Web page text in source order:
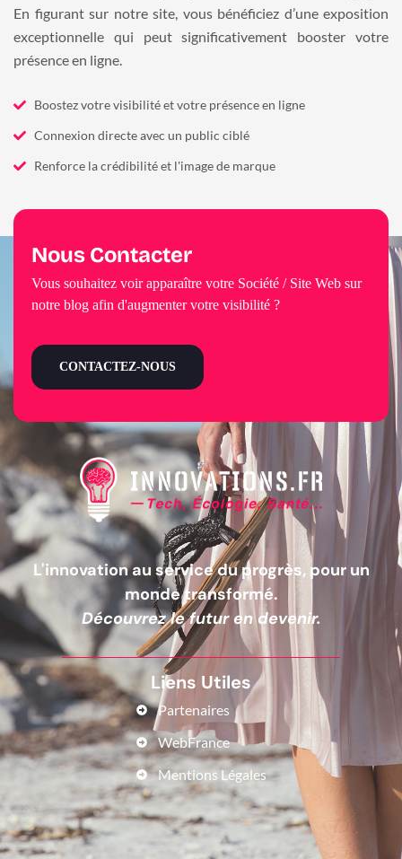
En figurant sur notre site, vous bénéficiez d’une exposition
exceptionnelle qui peut significativement booster votre
présence en ligne.
Boostez votre visibilité et votre présence en ligne
Connexion directe avec un public ciblé
Renforce la crédibilité et l'image de marque
L'innovation au service du progrès, pour un
monde transformé.
Découvrez le futur en devenir.
Liens Utiles
Partenaires
WebFrance
Mentions Légales
Nous Contacter
Vous souhaitez voir apparaître votre Société / Site Web sur
notre blog afin d'augmenter votre visibilité ?
CONTACTEZ-NOUS